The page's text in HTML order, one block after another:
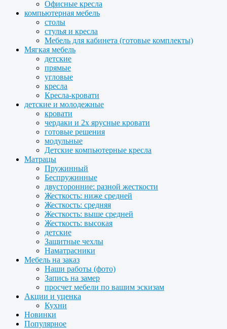
Офисные кресла
компьютерная мебель
столы
стулья и кресла
Мебель для кабинета (готовые комплекты)
Мягкая мебель
детские
прямые
угловые
кресла
Кресла-кровати
детские и молодежные
кровати
чердаки и 2х ярусные кровати
готовые решения
модульные
Детские компьютерные кресла
Матрацы
Пружинный
Беспружинные
двусторонние: разной жесткости
Жесткость: ниже средней
Жесткость: средняя
Жесткость: выше средней
Жесткость: высокая
детские
Защитные чехлы
Наматрасники
Мебель на заказ
Наши работы (фото)
Запись на замер
просчет мебели по вашим эскизам
Акции и уценка
Кухни
Новинки
Популярное